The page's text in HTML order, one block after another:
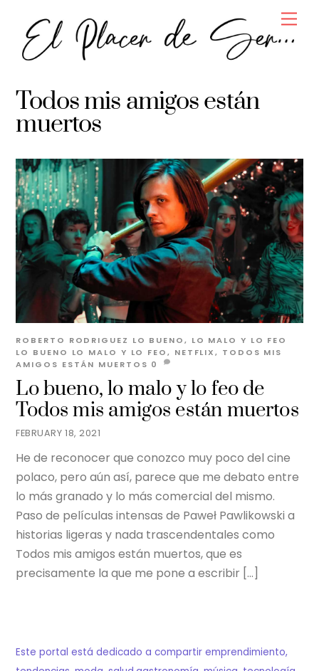
content
Todos mis amigos están
muertos
FEBRUARY 18, 2021
Lo bueno, lo malo y lo feo de
Todos mis amigos están muertos
ROBERTO RODRIGUEZ LO BUENO, LO MALO Y LO FEO
LO BUENO LO MALO Y LO FEO, NETFLIX, TODOS MIS
AMIGOS ESTÁN MUERTOS 0
He de reconocer que conozco muy poco del cine
polaco, pero aún así, parece que me debato entre
lo más granado y lo más comercial del mismo.
Paso de películas intensas de Paweł Pawlikowski a
historias ligeras y nada trascendentales como
Todos mis amigos están muertos, que es
precisamente la que me pone a escribir […]
Este portal está dedicado a compartir emprendimiento,